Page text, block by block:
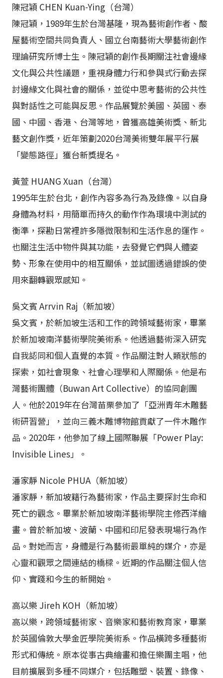
陳冠穎 CHEN Kuan-Ying（台灣）
陳冠穎，1989年生於台灣基隆，現為藝術創作者、酸
屋藝術空間共同負責人、國立台南藝術大學藝術創作
理論研究所博士生。陳冠穎的創作長期關注社會邊緣
文化與公共性議題，重視身體力行和參與式行動去探
討邊緣文化與社會的關係，並從中思考藝術的公共性
與對話性之可能與反思。作品展覽於美國、英國、泰
國、中國、香港、台灣等地，曾獲高雄美術獎、新北
藝文創作獎，近年策劃2020台灣美術雙年展平行展
「變態路徑」獲台新獎提名。
黃萱 HUANG Xuan（台灣）
1995年生於台北，創作內容多為行為及錄像。以自身
身體為材料，用簡單而持久的動作作為環境中測試的
衡準，探勘日常裡許多隱微限制和生活作息的運作。
也關注生活中物件與其功能，去發覺它們與人體姿
勢、形象在使用中的相互關係，並試圖透過錯誤的使
用來翻轉觀眾感知。
吳文賓 Arrvin Raj（新加坡）
吳文賓，於新加坡生活和工作的跨領域藝術家，畢業
於新加坡南洋藝術學院美術系。他透過藝術深入研究
自我認同和個人直覺的本質。作品關注對人類狀態的
探索，如社會現象、社會心理學和人際關係。他是布
灣藝術團體（Buwan Art Collective）的協同創團
人。他於2019年在台灣苗栗參加了「亞洲青年木雕藝
術研習營」，並向三義木雕博物館貢獻了一件木雕作
品。2020年，他參加了線上國際聯展「Power Play:
Invisible Lines」。
潘家靜 Nicole PHUA（新加坡）
潘家靜，新加坡籍行為藝術家，作品主要探討生命和
死亡的觀念。畢業於新加坡南洋藝術學院主修西洋繪
畫。曾於新加坡、波蘭、中國和印尼發表現場行為作
品。對她而言，身體是行為藝術最單純的媒介，亦是
心靈和觀眾之間連結的橋樑。近期的作品關注個人信
仰、實踐和今生的新開始。
高以樂 Jireh KOH（新加坡）
高以樂，跨領域藝術家、音樂家和藝術教育家，畢業
於英國倫敦大學金匠學院美術系。作品橫跨多種藝術
形式和傳統。原本從事古典繪畫和擔任樂團主唱，他
目前擴展到多種不同媒介，包括雕塑、裝置、錄像、